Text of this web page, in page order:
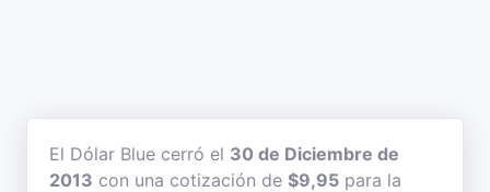
El Dólar Blue cerró el 30 de Diciembre de
2013 con una cotización de $9,95 para la